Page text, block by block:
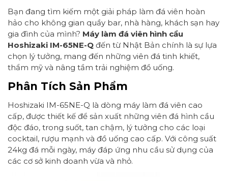
Bạn đang tìm kiếm một giải pháp làm đá viên hoàn
hảo cho không gian quầy bar, nhà hàng, khách sạn hay
gia đình của mình? Máy làm đá viên hình cầu
Hoshizaki IM-65NE-Q đến từ Nhật Bản chính là sự lựa
chọn lý tưởng, mang đến những viên đá tinh khiết,
thẩm mỹ và nâng tầm trải nghiệm đồ uống.
Phân Tích Sản Phẩm
Hoshizaki IM-65NE-Q là dòng máy làm đá viên cao
cấp, được thiết kế để sản xuất những viên đá hình cầu
độc đáo, trong suốt, tan chậm, lý tưởng cho các loại
cocktail, rượu mạnh và đồ uống cao cấp. Với công suất
24kg đá mỗi ngày, máy đáp ứng nhu cầu sử dụng của
các cơ sở kinh doanh vừa và nhỏ.